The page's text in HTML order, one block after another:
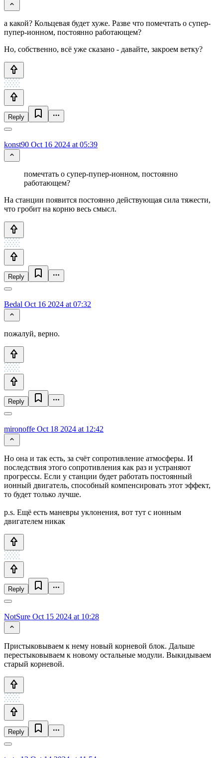
а какой? Кольцевая будет хуже. Разве что помечтать о супер-
пупер-ионном, постоянно работающем?
Но, собственно, всё уже сказано - давайте, закроем ветку?
Reply
konst90 Oct 16 2024 at 05:39
помечтать о супер-пупер-ионном, постоянно
работающем?
На станции появится постоянно действующая сила тяжести,
что гробит на корню весь смысл.
Reply
Bedal Oct 16 2024 at 07:32
пожалуй, верно.
Reply
mironoffe Oct 18 2024 at 12:42
Но она и так есть, за счёт сопротивление атмосферы. И
последствия этого сопротивления как раз и устраняют
прогрессы. Если у станции будет работать постоянный
ионный двигатель, способный компенсировать этот эффект,
то будет только лучше.
p.s. Ещё есть маневры уклонения, вот тут с ионным
двигателем никак
Reply
NotSure Oct 15 2024 at 10:28
Пристыковываем к нему новый корневой блок. Дальше
перестыковываем к новому остальные модули. Выкидываем
старый корневой.
Reply